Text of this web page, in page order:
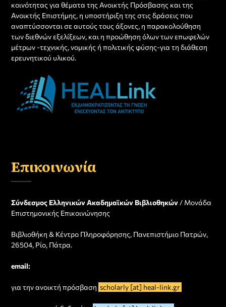
κοινότητας για θέματα της Ανοικτής Πρόσβασης και της
Ανοικτής Επιστήμης, η υποστήριξη της στις δράσεις που
αναπτύσσονται σε αυτούς τους άξονες, η παρακολούθηση
των διεθνών εξελίξεων, και η προώθηση όλων των επωφελών
μέτρων -τεχνικής, νομικής ή πολιτικής φύσης-για τη διάθεση
ερευνητικού υλικού.
Επικοινωνία
Σύνδεσμος Ελληνικών Ακαδημαϊκών Βιβλιοθηκών / Μονάδα
Επιστημονικής Επικοινώνησης
Βιβλιοθήκη & Κέντρο Πληροφόρησης, Πανεπιστήμιο Πατρών,
26504, Ρίο, Πάτρα.
email:
για την ανοικτή πρόσβαση scholarly [at] heal-link.gr